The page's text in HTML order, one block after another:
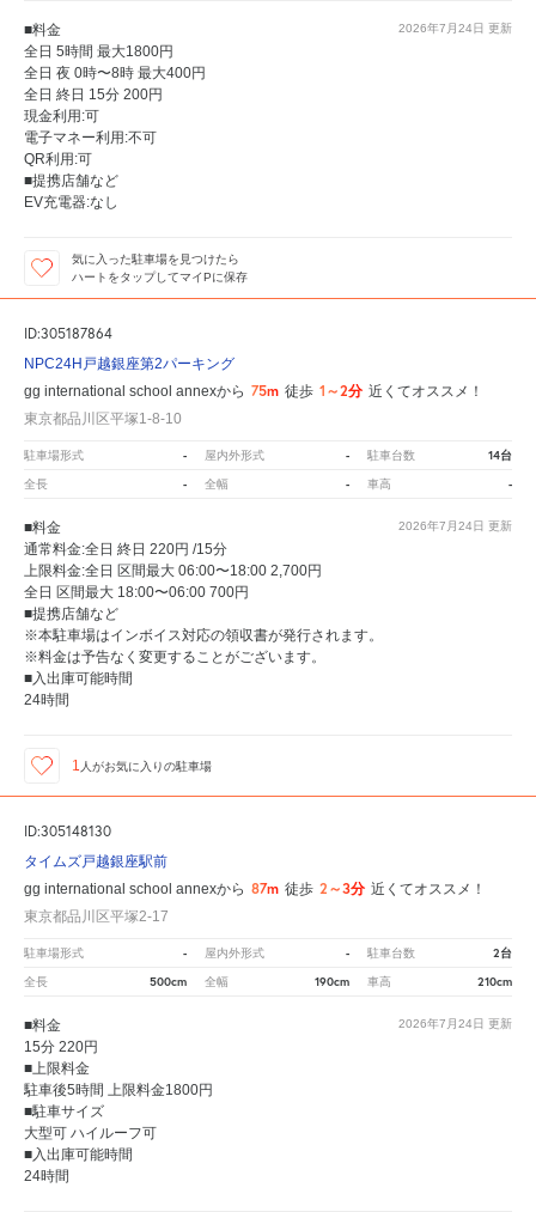
2026年7月24日 更新
■料金
全日 5時間 最大1800円
全日 夜 0時〜8時 最大400円
全日 終日 15分 200円
現金利用:可
電子マネー利用:不可
QR利用:可
■提携店舗など
EV充電器:なし
気に入った駐車場を見つけたら
ハートをタップしてマイPに保存
ID:305187864
NPC24H戸越銀座第2パーキング
gg international school annexから 75m 徒歩 1～2分 近くてオススメ！
東京都品川区平塚1-8-10
駐車場形式 - 屋内外形式 - 駐車台数 14台
全長 - 全幅 - 車高 -
2026年7月24日 更新
■料金
通常料金:全日 終日 220円 /15分
上限料金:全日 区間最大 06:00〜18:00 2,700円
全日 区間最大 18:00〜06:00 700円
■提携店舗など
※本駐車場はインボイス対応の領収書が発行されます。
※料金は予告なく変更することがございます。
■入出庫可能時間
24時間
1 人がお気に入りの駐車場
ID:305148130
タイムズ戸越銀座駅前
gg international school annexから 87m 徒歩 2～3分 近くてオススメ！
東京都品川区平塚2-17
駐車場形式 - 屋内外形式 - 駐車台数 2台
全長 500cm 全幅 190cm 車高 210cm
2026年7月24日 更新
■料金
15分 220円
■上限料金
駐車後5時間 上限料金1800円
■駐車サイズ
大型可 ハイルーフ可
■入出庫可能時間
24時間